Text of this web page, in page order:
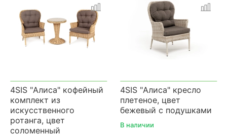
4SIS "Алиса" кофейный
комплект из
искусственного
ротанга, цвет
соломенный
4SIS "Алиса" кресло
плетеное, цвет
бежевый с подушками
В наличии